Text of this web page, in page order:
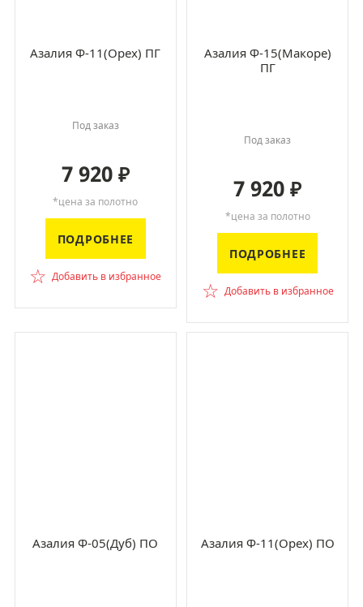
Азалия Ф-11(Орех) ПГ
Под заказ
7 920 ₽
*цена за полотно
ПОДРОБНЕЕ
☆ Добавить в избранное
Азалия Ф-15(Макоре)
ПГ
Под заказ
7 920₽
*цена за полотно
ПОДРОБНЕЕ
☆ Добавить в избранное
Азалия Ф-05(Дуб) ПО Азалия Ф-11(Орех) ПО